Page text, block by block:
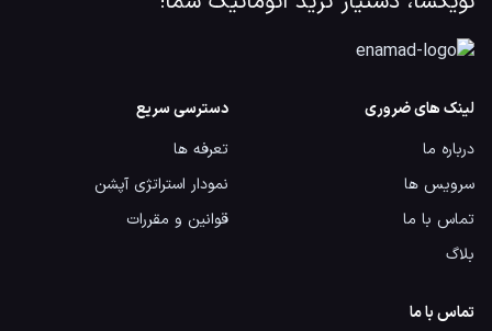
لینک های ضروری
درباره ما
سرویس ها
تماس با ما
بلاگ
دسترسی سریع
تعرفه ها
نمودار استراتژی آپشن
قوانین و مقررات
تماس با ما